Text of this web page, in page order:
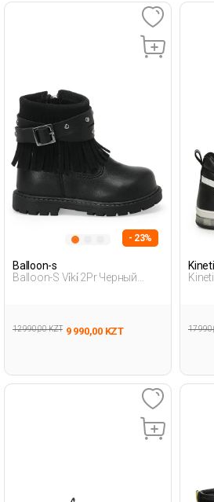
- 23%
Balloon-s
Balloon-S Vi̇ki̇ 2Pr Черный
12 990,00 KZT 9 990,00 KZT 17